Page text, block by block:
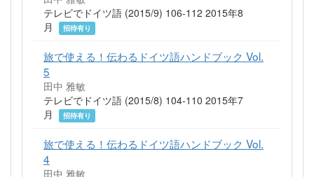
テレビでドイツ語 (2015/9) 106-112 2015年8
月
招待有り
旅で使える！伝わるドイツ語ハンドブック Vol.
5
田中 雅敏
テレビでドイツ語 (2015/8) 104-110 2015年7
月
招待有り
旅で使える！伝わるドイツ語ハンドブック Vol.
4
田中 雅敏